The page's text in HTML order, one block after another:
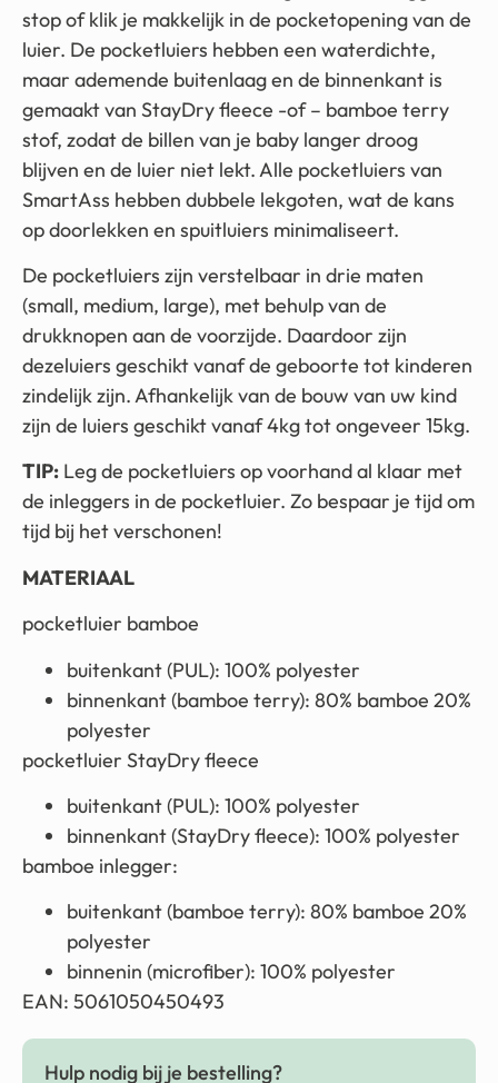
stop of klik je makkelijk in de pocketopening van de
luier. De pocketluiers hebben een waterdichte,
maar ademende buitenlaag en de binnenkant is
gemaakt van StayDry fleece -of – bamboe terry
stof, zodat de billen van je baby langer droog
blijven en de luier niet lekt. Alle pocketluiers van
SmartAss hebben dubbele lekgoten, wat de kans
op doorlekken en spuitluiers minimaliseert.
De pocketluiers zijn verstelbaar in drie maten
(small, medium, large), met behulp van de
drukknopen aan de voorzijde. Daardoor zijn
dezeluiers geschikt vanaf de geboorte tot kinderen
zindelijk zijn. Afhankelijk van de bouw van uw kind
zijn de luiers geschikt vanaf 4kg tot ongeveer 15kg.
TIP: Leg de pocketluiers op voorhand al klaar met
de inleggers in de pocketluier. Zo bespaar je tijd om
tijd bij het verschonen!
MATERIAAL
pocketluier bamboe
buitenkant (PUL): 100% polyester
binnenkant (bamboe terry): 80% bamboe 20%
polyester
pocketluier StayDry fleece
buitenkant (PUL): 100% polyester
binnenkant (StayDry fleece): 100% polyester
bamboe inlegger:
buitenkant (bamboe terry): 80% bamboe 20%
polyester
binnenin (microfiber): 100% polyester
EAN: 5061050450493
Hulp nodig bij je bestelling?